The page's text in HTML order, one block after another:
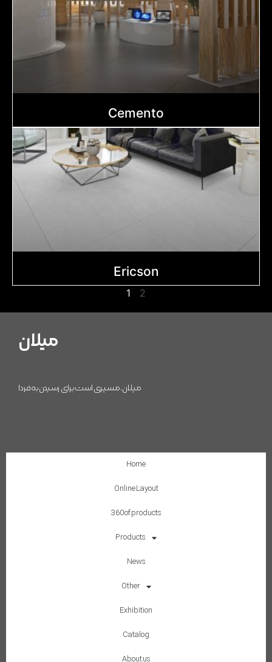
Cemento
Ericson
1 2
میلان
میلان، مسیری است برای رسیدن به فردا
Home
Online Layout
360 of products
Products
News
Other
Exhibition
Catalog
About us